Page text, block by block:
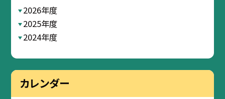
2026年度
2025年度
2024年度
カレンダー